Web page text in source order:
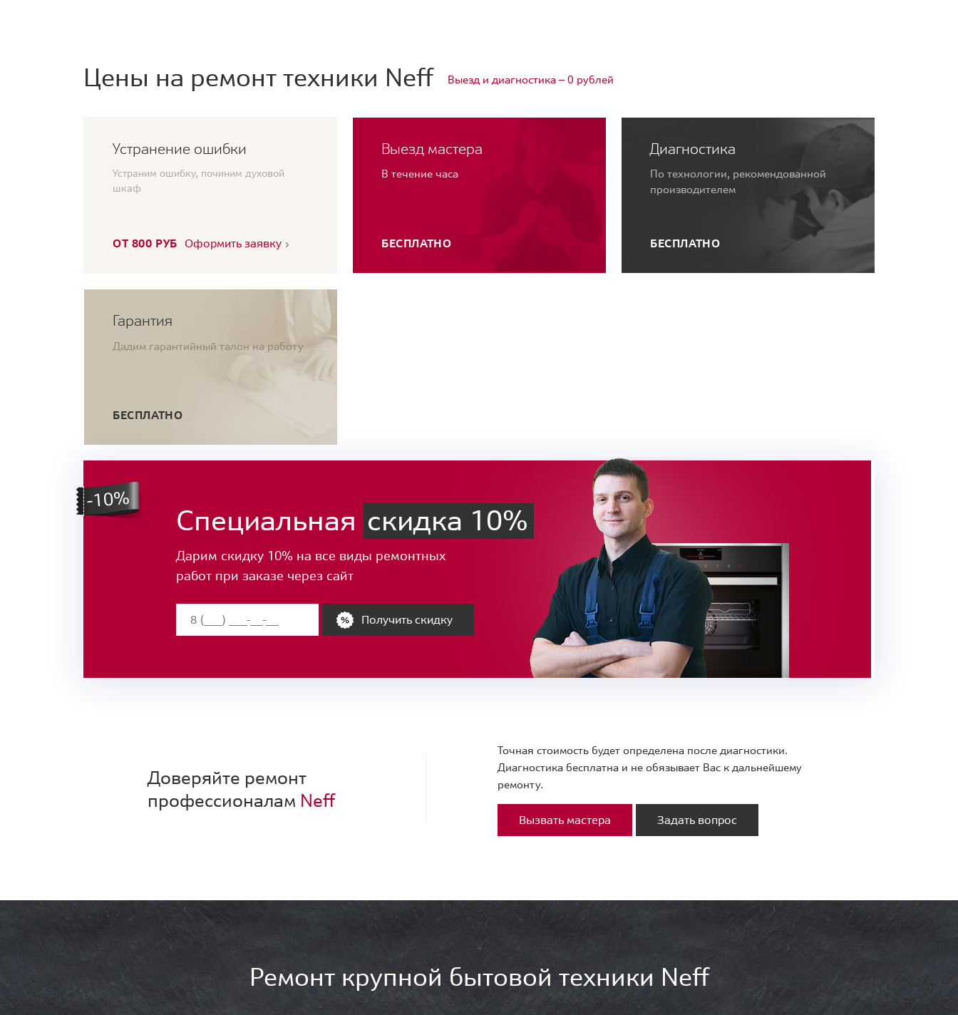
Цены на ремонт техники Neff Выезд и диагностика — 0 рублей
Устранение ошибки
Устраним ошибку, починим духовой
шкаф
ОТ 800 РУБ Оформить заявку
Выезд мастера
В течение часа
БЕСПЛАТНО
Диагностика
По технологии, рекомендованной
производителем
БЕСПЛАТНО
Гарантия
Дадим гарантийный талон на работу
БЕСПЛАТНО
Специальная скидка 10%
Дарим скидку 10% на все виды ремонтных
работ при заказе через сайт
Получить скидку
Доверяйте ремонт
профессионалам Neff
Точная стоимость будет определена после диагностики.
Диагностика бесплатна и не обязывает Вас к дальнейшему
ремонту.
Вызвать мастера Задать вопрос
Ремонт крупной бытовой техники Neff